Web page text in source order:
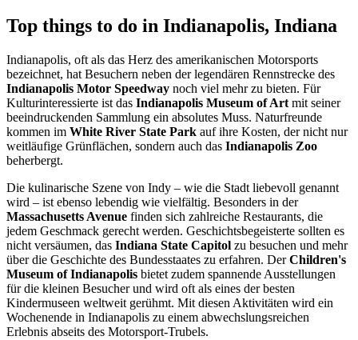
Top things to do in Indianapolis, Indiana
Indianapolis, oft als das Herz des amerikanischen Motorsports
bezeichnet, hat Besuchern neben der legendären Rennstrecke des
Indianapolis Motor Speedway noch viel mehr zu bieten. Für
Kulturinteressierte ist das Indianapolis Museum of Art mit seiner
beeindruckenden Sammlung ein absolutes Muss. Naturfreunde
kommen im White River State Park auf ihre Kosten, der nicht nur
weitläufige Grünflächen, sondern auch das Indianapolis Zoo
beherbergt.
Die kulinarische Szene von Indy – wie die Stadt liebevoll genannt
wird – ist ebenso lebendig wie vielfältig. Besonders in der
Massachusetts Avenue finden sich zahlreiche Restaurants, die
jedem Geschmack gerecht werden. Geschichtsbegeisterte sollten es
nicht versäumen, das Indiana State Capitol zu besuchen und mehr
über die Geschichte des Bundesstaates zu erfahren. DerChildren's
Museum of Indianapolis bietet zudem spannende Ausstellungen
für die kleinen Besucher und wird oft als eines der besten
Kindermuseen weltweit gerühmt. Mit diesen Aktivitäten wird ein
Wochenende in Indianapolis zu einem abwechslungsreichen
Erlebnis abseits des Motorsport-Trubels.